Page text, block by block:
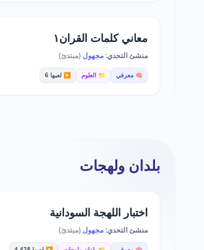
معاني كلمات القران١
منشئ التحدي:مجهول (مبتدئ)
🧠 معرفي 📁 العلوم ▶️ لعبها 6
بلدان ولهجات
اختبار اللهجة السودانية
منشئ التحدي:مجهول (مبتدئ)